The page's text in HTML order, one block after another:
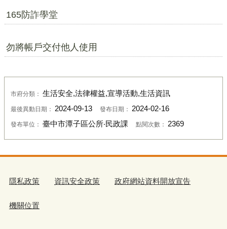
165防詐學堂
勿將帳戶交付他人使用
市府分類： 生活安全,法律權益,宣導活動,生活資訊
最後異動日期： 2024-09-13 發布日期： 2024-02-16
發布單位： 臺中市潭子區公所‧民政課 點閱次數： 2369
隱私政策 資訊安全政策 政府網站資料開放宣告
機關位置